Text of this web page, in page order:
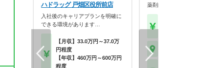
ハドラッグ 戸畑区役所前店
入社後のキャリアプランを明確に
できる環境があります…
【月収】33.0万円～37.0万
円程度
【年収】460万円～600万円
程度
薬剤師になっていた…